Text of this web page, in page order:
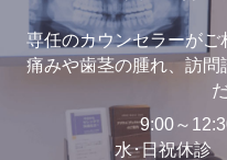
専任のカウンセラーが
痛みや歯茎の腫れ、訪問
9:00～
水･日祝休診